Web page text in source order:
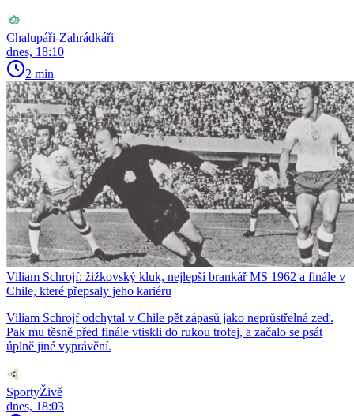
Chalupáři-Zahrádkáři
dnes, 18:10
2 min
Viliam Schrojf: žižkovský kluk, nejlepší brankář MS 1962 a finále v
Chile, které přepsaly jeho kariéru
Viliam Schrojf odchytal v Chile pět zápasů jako neprůstřelná zeď.
Pak mu těsně před finále vtiskli do rukou trofej, a začalo se psát
úplně jiné vyprávění.
SportyŽivě
dnes, 18:03